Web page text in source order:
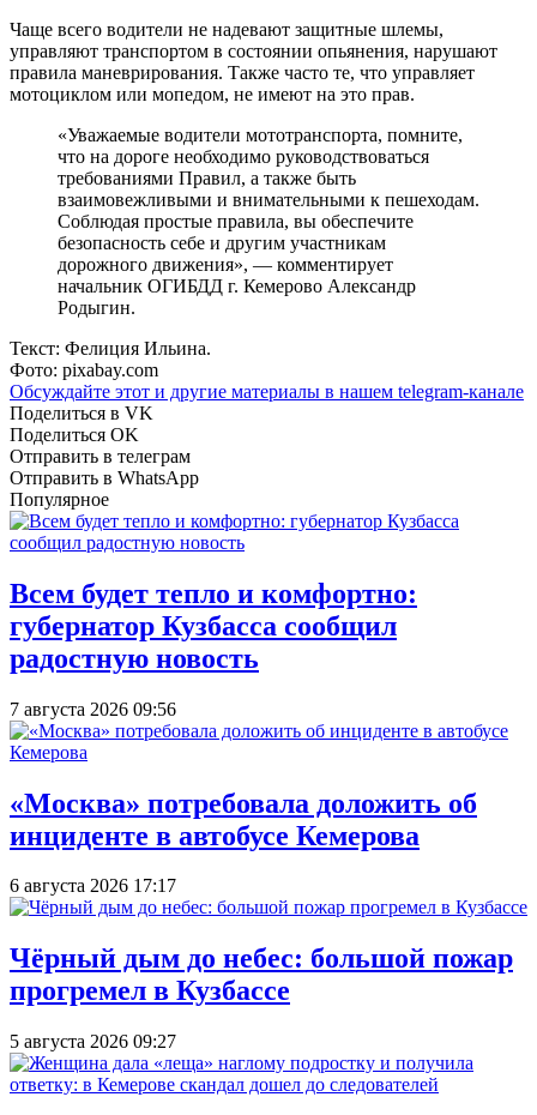
Чаще всего водители не надевают защитные шлемы,
управляют транспортом в состоянии опьянения, нарушают
правила маневрирования. Также часто те, что управляет
мотоциклом или мопедом, не имеют на это прав.
«Уважаемые водители мототранспорта, помните,
что на дороге необходимо руководствоваться
требованиями Правил, а также быть
взаимовежливыми и внимательными к пешеходам.
Соблюдая простые правила, вы обеспечите
безопасность себе и другим участникам
дорожного движения», — комментирует
начальник ОГИБДД г. Кемерово Александр
Родыгин.
Текст: Фелиция Ильина.
Фото: pixabay.com
Обсуждайте этот и другие материалы в нашем telegram-канале
Поделиться в VK
Поделиться OK
Отправить в телеграм
Отправить в WhatsApp
Популярное
Всем будет тепло и комфортно:
губернатор Кузбасса сообщил
радостную новость
7 августа 2026 09:56
«Москва» потребовала доложить об
инциденте в автобусе Кемерова
6 августа 2026 17:17
Чёрный дым до небес: большой пожар
прогремел в Кузбассе
5 августа 2026 09:27